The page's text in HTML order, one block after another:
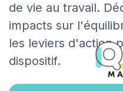
de vie au travail.
impacts sur
les leviers d'action
dispositif.